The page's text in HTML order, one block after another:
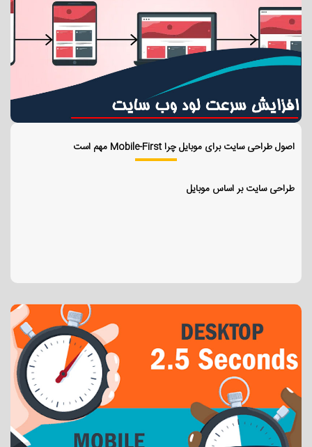
اصول طراحی سایت برای موبایل چرا Mobile-First مهم است
طراحی سایت بر اساس موبایل